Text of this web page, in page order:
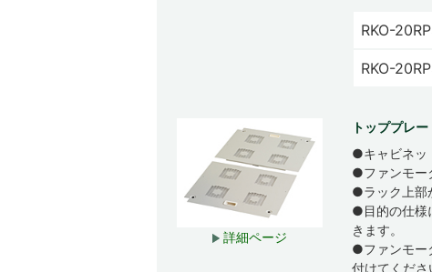
RKO-
RKO-
詳細ページ
トッププレ
●キャビネッ
●ファンモー
●ラック上部
●目的の仕様
きます。
●ファンモー
付けてくださ